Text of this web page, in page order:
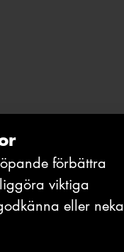
förbättra
viktiga
eller neka